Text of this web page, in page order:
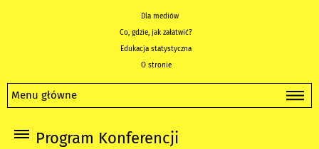
Dla mediów
Co, gdzie, jak załatwić?
Edukacja statystyczna
O stronie
Menu główne
Program Konferencji